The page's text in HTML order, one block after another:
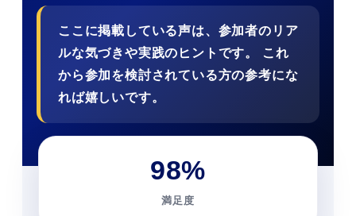
ここに掲載している声は、参加者のリア
ルな気づきや実践のヒントです。 これ
から参加を検討されている方の参考にな
れば嬉しいです。
98%
満足度